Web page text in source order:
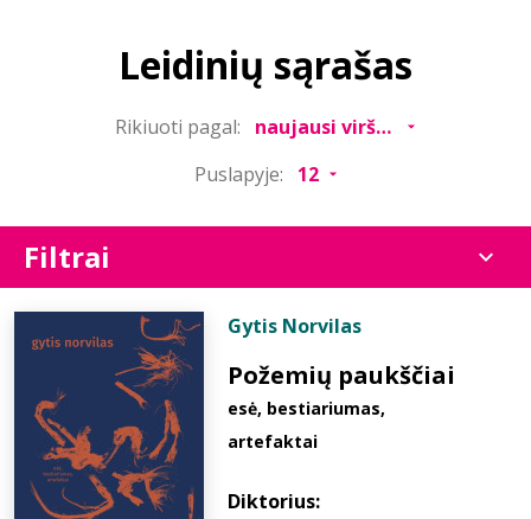
Leidinių sąrašas
Rikiuoti pagal:
Puslapyje:
Filtrai
Gytis Norvilas
Požemių paukščiai
esė, bestiariumas,
artefaktai
Diktorius: